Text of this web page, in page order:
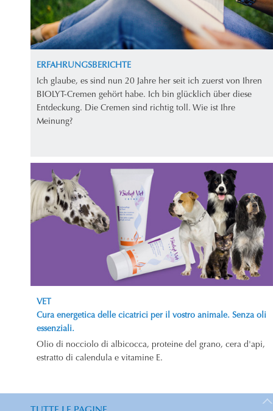
ERFAHRUNGSBERICHTE
Ich glaube, es sind nun 20 Jahre her seit ich zuerst von Ihren
BIOLYT-Cremen gehört habe. Ich bin glücklich über diese
Entdeckung. Die Cremen sind richtig toll. Wie ist Ihre
Meinung?
VET
Cura energetica delle cicatrici per il vostro animale. Senza oli
essenziali.
Olio di nocciolo di albicocca, proteine del grano, cera d'api,
estratto di calendula e vitamine E.